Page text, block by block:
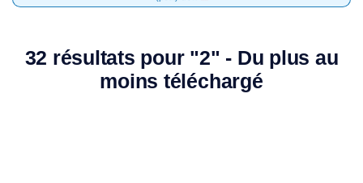
32 résultats pour "2" - Du plus au
moins téléchargé